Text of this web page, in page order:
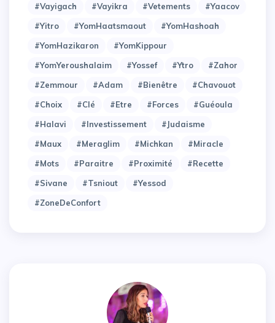
#Vayigach
#Vayikra #Vetements
#Yaacov
#Yitro
#YomHaatsmaout
#YomHashoah
#YomHazikaron
#YomKippour
#YomYeroushalaim
#Yossef #Ytro
#Zahor
#Zemmour
#adam #bienêtre
#chavouot
#choix
#clé #etre #forces
#guéoula
#halavi
#investissement
#judaisme
#maux
#meraglim #michkan
#miracle
#mots
#paraitre #proximité
#recette
#sivane
#tsniout
#yessod
#zoneDeConfort